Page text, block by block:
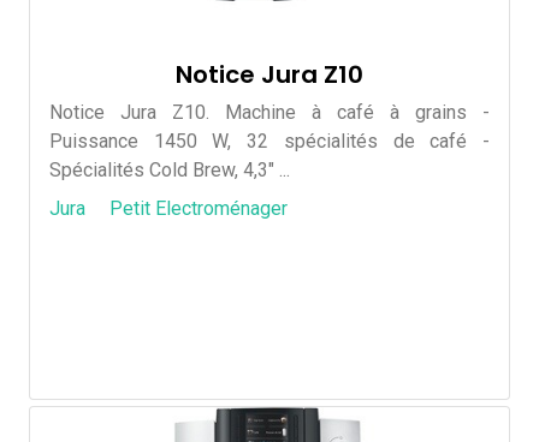
Notice Jura Z10
Notice Jura Z10. Machine à café à grains -
Puissance 1450 W, 32 spécialités de café -
Spécialités Cold Brew, 4,3" ...
Jura
Petit Electroménager